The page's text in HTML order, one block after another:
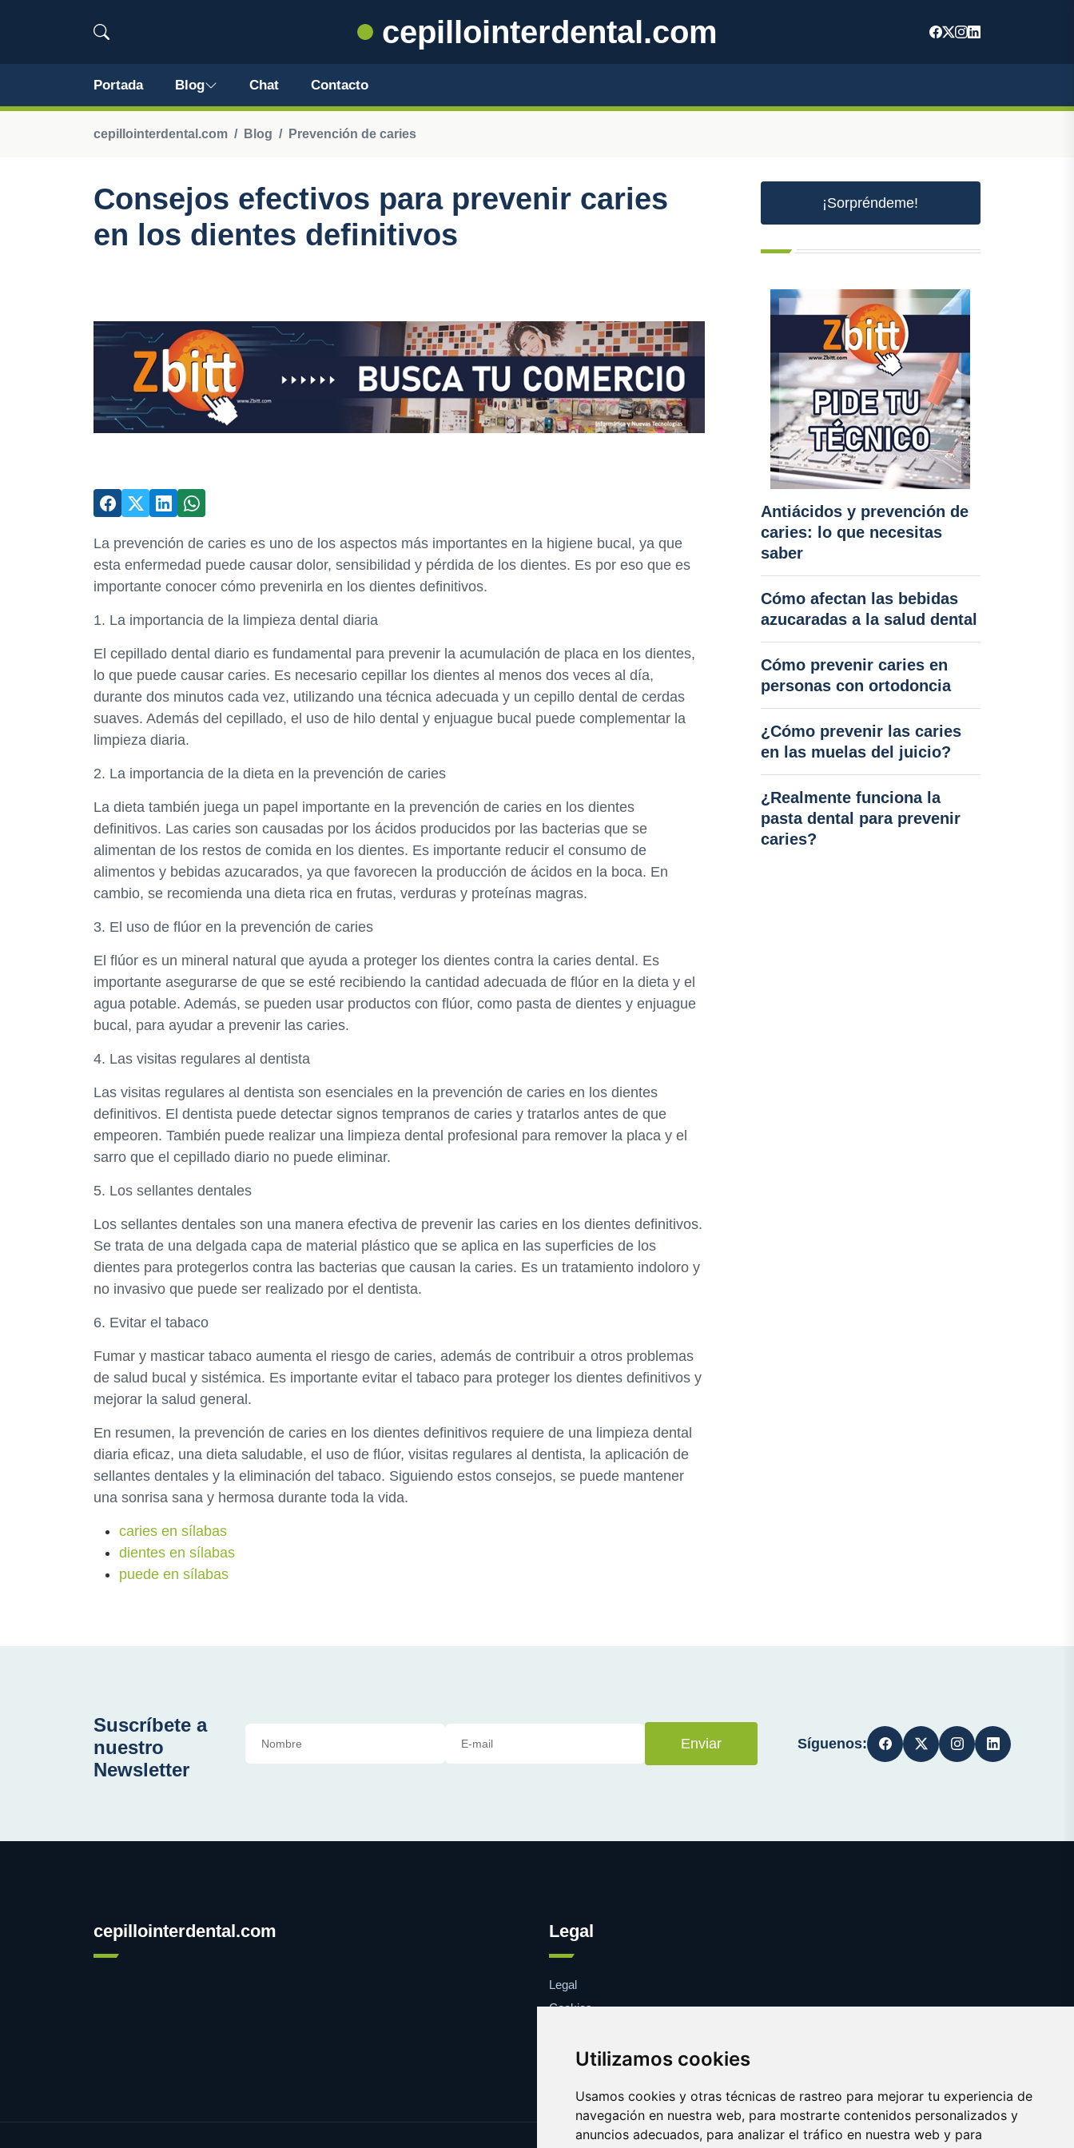
Utilizamos cookies
Usamos cookies y otras técnicas de rastreo para mejorar tu experiencia de
navegación en nuestra web, para mostrarte contenidos personalizados y
anuncios adecuados, para analizar el tráfico en nuestra web y para
cepillointerdental.com
Portada Blog Chat Contacto
cepillointerdental.com Blog Prevención de caries
Consejos efectivos para prevenir caries
en los dientes definitivos
La prevención de caries es uno de los aspectos más importantes en la higiene bucal, ya que
esta enfermedad puede causar dolor, sensibilidad y pérdida de los dientes. Es por eso que es
importante conocer cómo prevenirla en los dientes definitivos.
1. La importancia de la limpieza dental diaria
El cepillado dental diario es fundamental para prevenir la acumulación de placa en los dientes,
lo que puede causar caries. Es necesario cepillar los dientes al menos dos veces al día,
durante dos minutos cada vez, utilizando una técnica adecuada y un cepillo dental de cerdas
suaves. Además del cepillado, el uso de hilo dental y enjuague bucal puede complementar la
limpieza diaria.
2. La importancia de la dieta en la prevención de caries
La dieta también juega un papel importante en la prevención de caries en los dientes
definitivos. Las caries son causadas por los ácidos producidos por las bacterias que se
alimentan de los restos de comida en los dientes. Es importante reducir el consumo de
alimentos y bebidas azucarados, ya que favorecen la producción de ácidos en la boca. En
cambio, se recomienda una dieta rica en frutas, verduras y proteínas magras.
3. El uso de flúor en la prevención de caries
El flúor es un mineral natural que ayuda a proteger los dientes contra la caries dental. Es
importante asegurarse de que se esté recibiendo la cantidad adecuada de flúor en la dieta y el
agua potable. Además, se pueden usar productos con flúor, como pasta de dientes y enjuague
bucal, para ayudar a prevenir las caries.
4. Las visitas regulares al dentista
Las visitas regulares al dentista son esenciales en la prevención de caries en los dientes
definitivos. El dentista puede detectar signos tempranos de caries y tratarlos antes de que
empeoren. También puede realizar una limpieza dental profesional para remover la placa y el
sarro que el cepillado diario no puede eliminar.
5. Los sellantes dentales
Los sellantes dentales son una manera efectiva de prevenir las caries en los dientes definitivos.
Se trata de una delgada capa de material plástico que se aplica en las superficies de los
dientes para protegerlos contra las bacterias que causan la caries. Es un tratamiento indoloro y
no invasivo que puede ser realizado por el dentista.
6. Evitar el tabaco
Fumar y masticar tabaco aumenta el riesgo de caries, además de contribuir a otros problemas
de salud bucal y sistémica. Es importante evitar el tabaco para proteger los dientes definitivos y
mejorar la salud general.
En resumen, la prevención de caries en los dientes definitivos requiere de una limpieza dental
diaria eficaz, una dieta saludable, el uso de flúor, visitas regulares al dentista, la aplicación de
sellantes dentales y la eliminación del tabaco. Siguiendo estos consejos, se puede mantener
una sonrisa sana y hermosa durante toda la vida.
caries en sílabas
dientes en sílabas
puede en sílabas
¡Sorpréndeme!
Antiácidos y prevención de
caries: lo que necesitas
saber
Cómo afectan las bebidas
azucaradas a la salud dental
Cómo prevenir caries en
personas con ortodoncia
¿Cómo prevenir las caries
en las muelas del juicio?
¿Realmente funciona la
pasta dental para prevenir
caries?
Suscríbete a
nuestro
Newsletter
Enviar Síguenos:
cepillointerdental.com Legal
Legal
Cookies